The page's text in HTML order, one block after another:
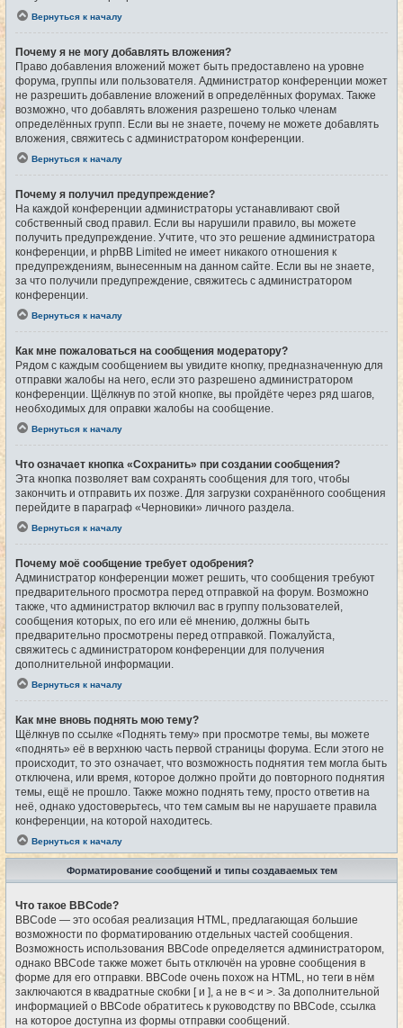
Вернуться к началу
Почему я не могу добавлять вложения?
Право добавления вложений может быть предоставлено на уровне
форума, группы или пользователя. Администратор конференции может
не разрешить добавление вложений в определённых форумах. Также
возможно, что добавлять вложения разрешено только членам
определённых групп. Если вы не знаете, почему не можете добавлять
вложения, свяжитесь с администратором конференции.
Вернуться к началу
Почему я получил предупреждение?
На каждой конференции администраторы устанавливают свой
собственный свод правил. Если вы нарушили правило, вы можете
получить предупреждение. Учтите, что это решение администратора
конференции, и phpBB Limited не имеет никакого отношения к
предупреждениям, вынесенным на данном сайте. Если вы не знаете,
за что получили предупреждение, свяжитесь с администратором
конференции.
Вернуться к началу
Как мне пожаловаться на сообщения модератору?
Рядом с каждым сообщением вы увидите кнопку, предназначенную для
отправки жалобы на него, если это разрешено администратором
конференции. Щёлкнув по этой кнопке, вы пройдёте через ряд шагов,
необходимых для оправки жалобы на сообщение.
Вернуться к началу
Что означает кнопка «Сохранить» при создании сообщения?
Эта кнопка позволяет вам сохранять сообщения для того, чтобы
закончить и отправить их позже. Для загрузки сохранённого сообщения
перейдите в параграф «Черновики» личного раздела.
Вернуться к началу
Почему моё сообщение требует одобрения?
Администратор конференции может решить, что сообщения требуют
предварительного просмотра перед отправкой на форум. Возможно
также, что администратор включил вас в группу пользователей,
сообщения которых, по его или её мнению, должны быть
предварительно просмотрены перед отправкой. Пожалуйста,
свяжитесь с администратором конференции для получения
дополнительной информации.
Вернуться к началу
Как мне вновь поднять мою тему?
Щёлкнув по ссылке «Поднять тему» при просмотре темы, вы можете
«поднять» её в верхнюю часть первой страницы форума. Если этого не
происходит, то это означает, что возможность поднятия тем могла быть
отключена, или время, которое должно пройти до повторного поднятия
темы, ещё не прошло. Также можно поднять тему, просто ответив на
неё, однако удостоверьтесь, что тем самым вы не нарушаете правила
конференции, на которой находитесь.
Вернуться к началу
Форматирование сообщений и типы создаваемых тем
Что такое BBCode?
BBCode — это особая реализация HTML, предлагающая большие
возможности по форматированию отдельных частей сообщения.
Возможность использования BBCode определяется администратором,
однако BBCode также может быть отключён на уровне сообщения в
форме для его отправки. BBCode очень похож на HTML, но теги в нём
заключаются в квадратные скобки [ и ], а не в < и >. За дополнительной
информацией о BBCode обратитесь к руководству по BBCode, ссылка
на которое доступна из формы отправки сообщений.